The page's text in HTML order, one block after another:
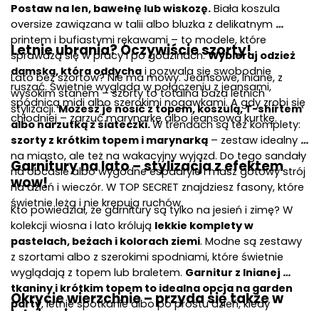
Postaw na len, bawełnę lub wiskozę. Biała koszula
oversize zawiązana w talii albo bluzka z delikatnym
printem i bufiastymi rękawami – to modele, które
sprawdzą się w pracy i po godzinach. Wybieraj odzież
damską, która oddycha i pozwala się swobodnie
ruszać. Świetnie wygląda w połączeniu z jeansami,
spódnicą midi albo szerokimi nogawkami. A gdy zrobi się
chłodniej – zarzuć marynarkę albo jeansową kurtkę.
Letnie ubrania? Oczywiście szorty!
Lato bez szortów? Nie ma mowy. Jeansowe, lniane, z
wysokim stanem – szorty to totalna baza letnich
stylizacji. Możesz je nosić z topem, koszulą, T-shirtem
albo narzutką z siateczki.
szorty z krótkim topem i marynarką – zestaw idealny
na miasto, ale też na wakacyjny wyjazd. Do tego sandały
na obcasie albo wygodne espadryle i masz gotowy strój
na dzień i wieczór. W TOP SECRET znajdziesz fasony, które
świetnie leżą i nie krępują ruchów.
Garnitury na lato – stylizacja z efektem
wow!
Kto powiedział, że garnitury są tylko na jesień i zimę? W
kolekcji wiosna i lato królują lekkie komplety w
pastelach, beżach i kolorach ziemi. Modne są zestawy
z szortami albo z szerokimi spodniami, które świetnie
wyglądają z topem lub braletem. Garnitur z lnianej
tkaniny i krótkim topem to idealna opcja na garden
party, letnie spotkanie albo po prostu dzień, kiedy
Okrycie wierzchnie – przyda się także w